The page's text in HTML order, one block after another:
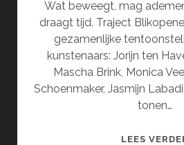
Wat beweegt, mag
draagt tijd. Traject
gezamenlijke
kunstenaars: Jorijn ten
Mascha Brink, Monica
Schoenmaker, Jasmijn
tonen…
LEES